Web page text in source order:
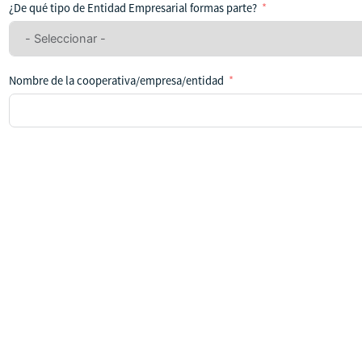
seleccionado
ningún
¿De qué tipo de Entidad Empresarial formas parte?
Nombre de la cooperativa/empresa/entidad